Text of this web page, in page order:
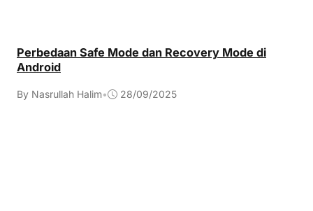
Perbedaan Safe Mode dan Recovery Mode di
Android
By Nasrullah Halim• 28/09/2025